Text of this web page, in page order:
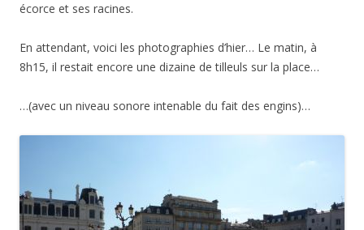
écorce et ses racines.
En attendant, voici les photographies d’hier… Le matin, à
8h15, il restait encore une dizaine de tilleuls sur la place…
…(avec un niveau sonore intenable du fait des engins)…